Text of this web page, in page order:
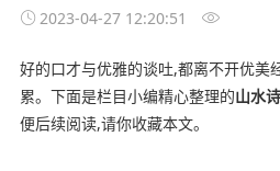
2023-04-27 12:20:51
好的口才与优雅的谈吐,都离不开优美
累。下面是栏目小编精心整理的山水
便后续阅读,请你收藏本文。